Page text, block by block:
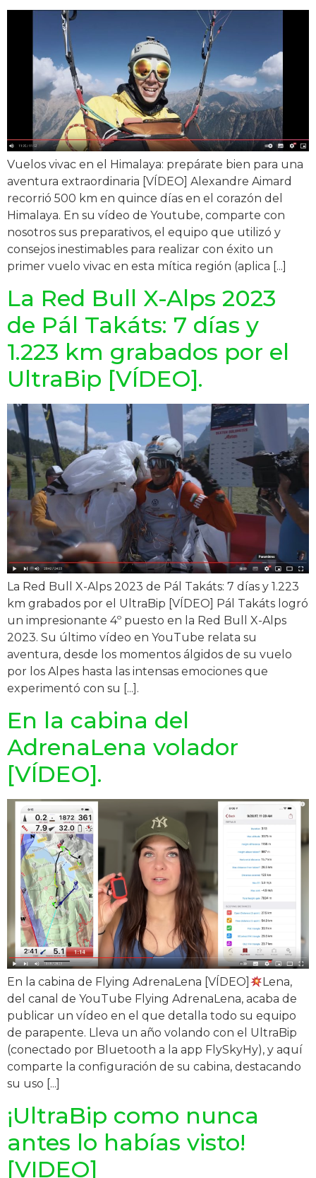
Vuelos vivac en el Himalaya: prepárate bien para una
aventura extraordinaria [VÍDEO] Alexandre Aimard
recorrió 500 km en quince días en el corazón del
Himalaya. En su vídeo de Youtube, comparte con
nosotros sus preparativos, el equipo que utilizó y
consejos inestimables para realizar con éxito un
primer vuelo vivac en esta mítica región (aplica [...]
La Red Bull X-Alps 2023
de Pál Takáts: 7 días y
1.223 km grabados por el
UltraBip [VÍDEO].
La Red Bull X-Alps 2023 de Pál Takáts: 7 días y 1.223
km grabados por el UltraBip [VÍDEO] Pál Takáts logró
un impresionante 4º puesto en la Red Bull X-Alps
2023. Su último vídeo en YouTube relata su
aventura, desde los momentos álgidos de su vuelo
por los Alpes hasta las intensas emociones que
experimentó con su [...].
En la cabina del
AdrenaLena volador
[VÍDEO].
En la cabina de Flying AdrenaLena [VÍDEO]
Lena,
del canal de YouTube Flying AdrenaLena, acaba de
publicar un vídeo en el que detalla todo su equipo
de parapente. Lleva un año volando con el UltraBip
(conectado por Bluetooth a la app FlySkyHy), y aquí
comparte la configuración de su cabina, destacando
su uso [...]
¡UltraBip como nunca
antes lo habías visto!
[VIDEO]